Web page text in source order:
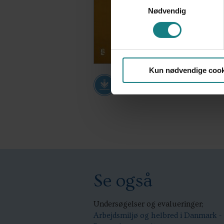
Nødvendig
Kun nødvendige
Download PDF
Se også
Undersøgelser og evalueringer;
Arbejdsmiljø og helbred i Danmark -